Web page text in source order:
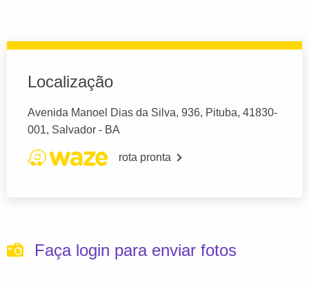
Localização
Avenida Manoel Dias da Silva, 936, Pituba, 41830-
001, Salvador - BA
rota pronta
Faça login para enviar fotos